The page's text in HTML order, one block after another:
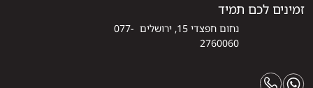
זמינים לכם תמיד
נחום חפצדי 15, ירושלים 077-
2760060